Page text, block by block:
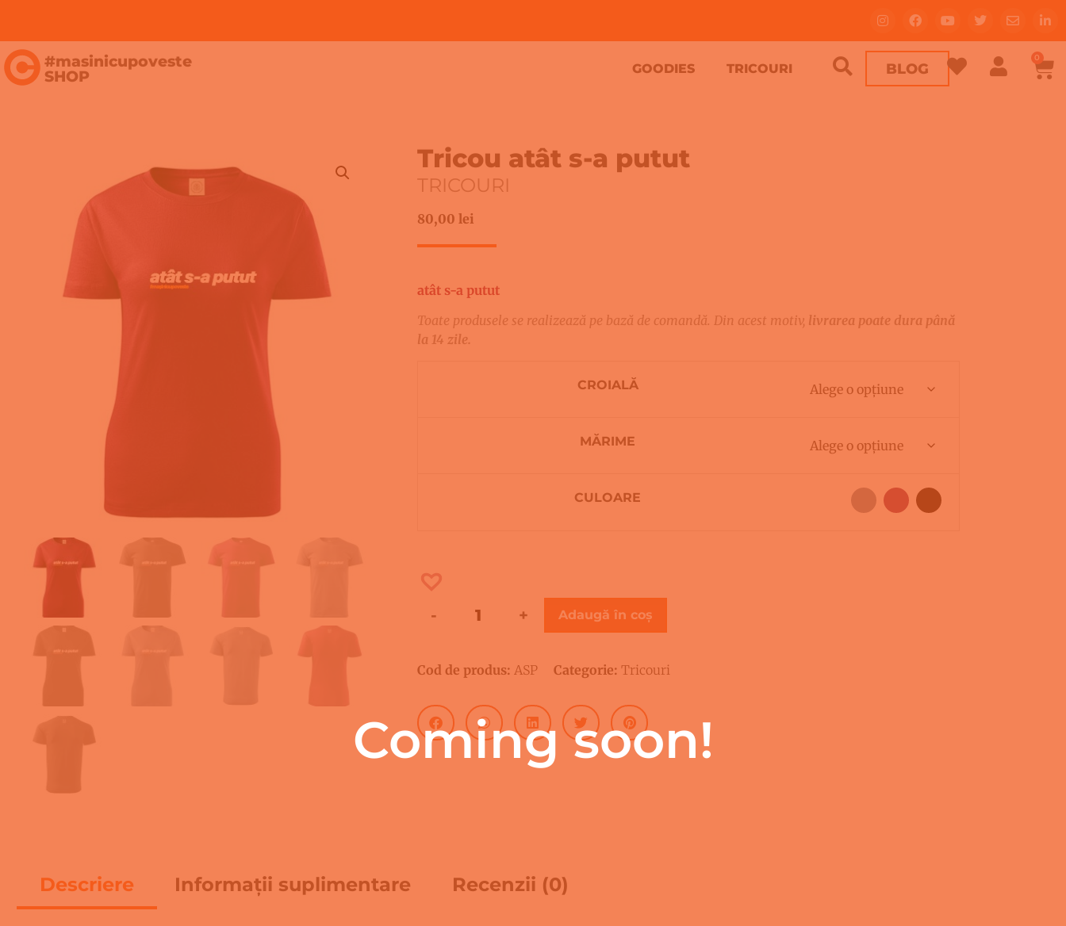
#masinicupoveste
SHOP GOODIES TRICOURI BLOG
0
Tricou atât s-a putut
TRICOURI
80,00 lei
atât s-a putut
Toate produsele se realizează pe bază de comandă. Din acest motiv, livrarea poate dura până
la 14 zile.
CROIALĂ
MĂRIME
CULOARE
- + Adaugă în coș
Cod de produs: ASP Categorie: Tricouri
Descriere Informații suplimentare Recenzii (0)
Coming soon!